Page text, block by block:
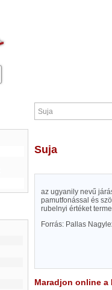
Suja
az ugyanily nevű
pamutfonással és
rubelnyi értéket
Forrás: Pallas
Maradjon online